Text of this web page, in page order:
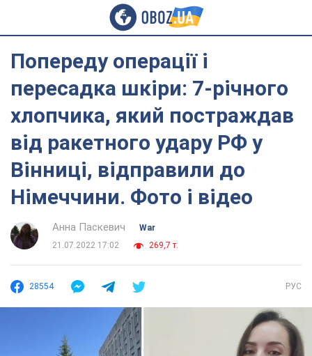
Попереду операції і
пересадка шкіри: 7-річного
хлопчика, який постраждав
від ракетного удару РФ у
Вінниці, відправили до
Німеччини. Фото і відео
Анна Паскевич
War
21.07.2022 17:02
269,7 т.
28554 РУС